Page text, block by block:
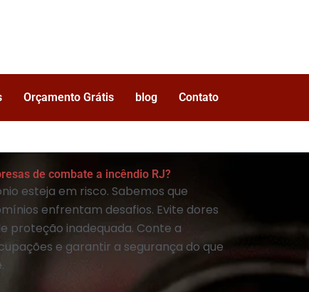
Orçamento Grátis blog Contato
de combate a incêndio RJ?
esteja em risco. Sabemos que
enfrentam desafios. Evite dores
proteção inadequada. Conte a
e garantir a segurança do que